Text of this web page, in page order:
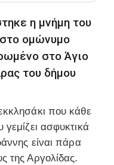
η μνήμη του
ομώνυμο
στο Άγιο
του δήμου
που κάθε
ασφυκτικά
είναι πάρα
της Αργολίδας.